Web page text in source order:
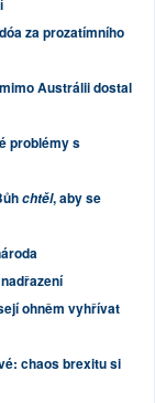
za prozatímního
Austrálii dostal
problémy s
chtěl, aby se
ohněm vyhřívat
chaos brexitu si